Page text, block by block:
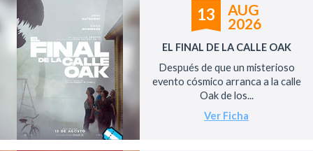
13
AUG
2026
EL FINAL DE LA CALLE OAK
Después de que un misterioso
evento cósmico arranca a la calle
Oak de los...
Ver Ficha